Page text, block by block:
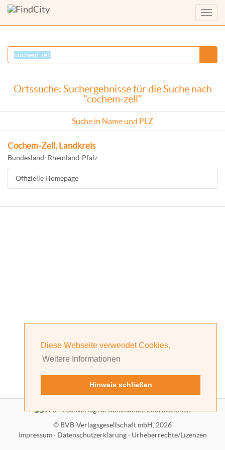
Diese Webseite verwendet Cookies.
Weitere Informationen
Hinweis schließen
Menü
Ortssuche: Suchergebnisse für die Suche nach
"cochem-zell"
Suche in Name und PLZ
Cochem-Zell, Landkreis
Bundesland: Rheinland-Pfalz
Offizielle Homepage
© BVB-Verlagsgesellschaft mbH, 2026
Impressum· Datenschutzerklärung· Urheberrechte/Lizenzen